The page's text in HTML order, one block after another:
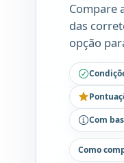
Compare
das
opção
Com
Como